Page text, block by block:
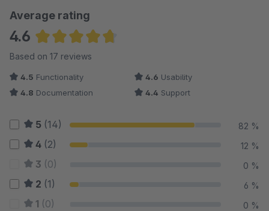
Average rating
4.6
Average rating of 4.65 out of 5 stars
Based on 17 reviews
4.5 Functionality 4.6 Usability
4.8 Documentation 4.4 Support
5 (14) 82 %
4 (2) 12 %
3 (0) 0 %
2 (1) 6 %
1 (0) 0 %